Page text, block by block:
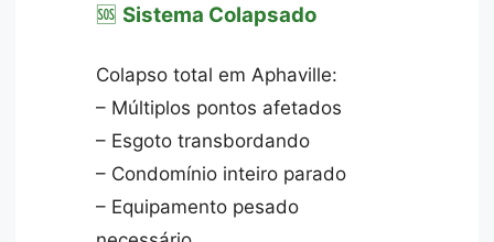
🆘 Sistema Colapsado
Colapso total em Aphaville:
– Múltiplos pontos afetados
– Esgoto transbordando
– Condomínio inteiro parado
– Equipamento pesado